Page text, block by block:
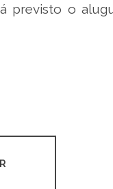
previsto o